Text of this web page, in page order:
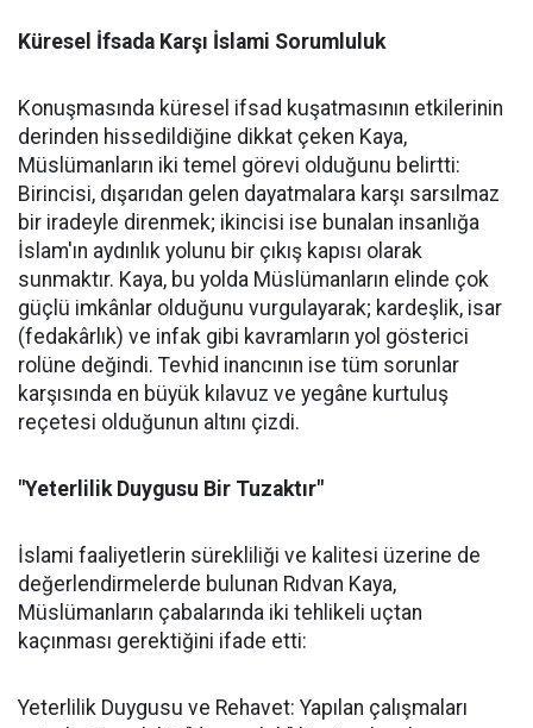
Küresel İfsada Karşı İslami Sorumluluk
Konuşmasında küresel ifsad kuşatmasının etkilerinin
derinden hissedildiğine dikkat çeken Kaya,
Müslümanların iki temel görevi olduğunu belirtti:
Birincisi, dışarıdan gelen dayatmalara karşı sarsılmaz
bir iradeyle direnmek; ikincisi ise bunalan insanlığa
İslam'ın aydınlık yolunu bir çıkış kapısı olarak
sunmaktır. Kaya, bu yolda Müslümanların elinde çok
güçlü imkânlar olduğunu vurgulayarak; kardeşlik, isar
(fedakârlık) ve infak gibi kavramların yol gösterici
rolüne değindi. Tevhid inancının ise tüm sorunlar
karşısında en büyük kılavuz ve yegâne kurtuluş
reçetesi olduğunun altını çizdi.
"Yeterlilik Duygusu Bir Tuzaktır"
İslami faaliyetlerin sürekliliği ve kalitesi üzerine de
değerlendirmelerde bulunan Rıdvan Kaya,
Müslümanların çabalarında iki tehlikeli uçtan
kaçınması gerektiğini ifade etti:
Yeterlilik Duygusu ve Rehavet: Yapılan çalışmaları